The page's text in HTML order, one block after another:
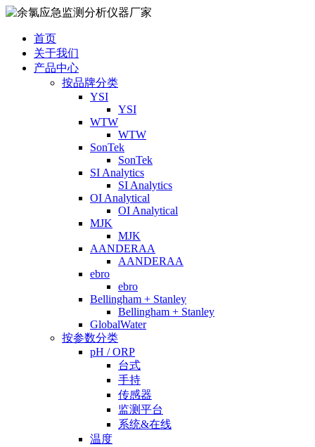
首页
关于我们
产品中心
按品牌分类
YSI
YSI
WTW
WTW
SonTek
SonTek
SI Analytics
SI Analytics
OI Analytical
OI Analytical
MJK
MJK
AANDERAA
AANDERAA
ebro
ebro
Bellingham + Stanley
Bellingham + Stanley
GlobalWater
按参数分类
pH / ORP
台式
手持
传感器
监测平台
系统&在线
温度